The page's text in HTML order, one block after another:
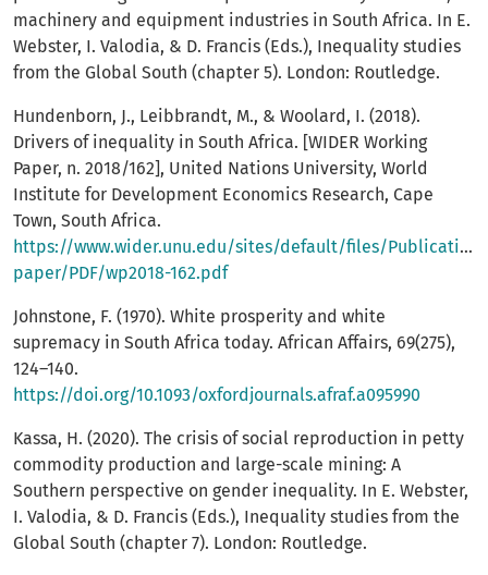
machinery and equipment industries in South Africa. In E.
Webster, I. Valodia, & D. Francis (Eds.), Inequality studies
from the Global South (chapter 5). London: Routledge.
Hundenborn, J., Leibbrandt, M., & Woolard, I. (2018).
Drivers of inequality in South Africa. [WIDER Working
Paper, n. 2018/162], United Nations University, World
Institute for Development Economics Research, Cape
Town, South Africa.
https://www.wider.unu.edu/sites/default/files/
paper/PDF/wp2018-162.pdf
Johnstone, F. (1970). White prosperity and white
supremacy in South Africa today. African Affairs, 69(275),
124–140.
https://doi.org/10.1093/oxfordjournals.afraf.a095990
Kassa, H. (2020). The crisis of social reproduction in petty
commodity production and large-scale mining: A
Southern perspective on gender inequality. In E. Webster,
I. Valodia, & D. Francis (Eds.), Inequality studies from the
Global South (chapter 7). London: Routledge.